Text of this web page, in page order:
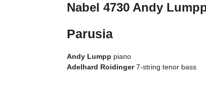
Nabel 4730 Andy
Parusia
Andy Lumpp piano
Adelhard Roidinger7-string tenor bass